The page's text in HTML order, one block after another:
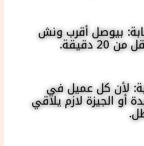
بيوصل أقرب ونش
دقيقة.
لأن كل عميل في
أو الجيزة لازم يلاقي